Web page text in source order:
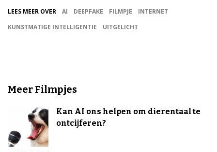
LEES MEER OVER AI DEEPFAKE FILMPJE
INTERNET
KUNSTMATIGE INTELLIGENTIE
UITGELICHT
Meer Filmpjes
Kan AI ons helpen om dierentaal te
ontcijferen?